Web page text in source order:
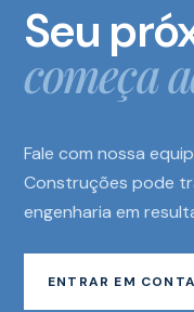
Seu
começa
Fale com nossa
Construções pode
engenharia em
ENTRAR EM